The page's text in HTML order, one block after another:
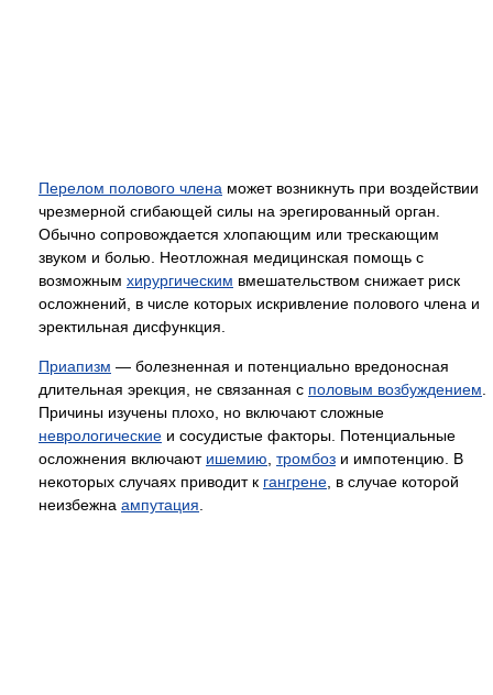
Перелом полового члена может возникнуть при воздействии
чрезмерной сгибающей силы на эрегированный орган.
Обычно сопровождается хлопающим или трескающим
звуком и болью. Неотложная медицинская помощь с
возможным хирургическим вмешательством снижает риск
осложнений, в числе которых искривление полового члена и
эректильная дисфункция.
Приапизм — болезненная и потенциально вредоносная
длительная эрекция, не связанная с половым возбуждением.
Причины изучены плохо, но включают сложные
неврологические и сосудистые факторы. Потенциальные
осложнения включают ишемию, тромбоз и импотенцию. В
некоторых случаях приводит к гангрене, в случае которой
неизбежна ампутация.